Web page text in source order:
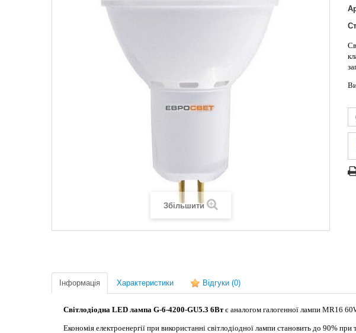
Legrand Valena Life
Збільшити
Інформація Характеристики Відгуки (0)
Світлодіодна LED лампа G-6-4200-GU5.3 6Втє аналогом галогенної лампи MR16
Економія електроенергії при використанні світлодіодної лампи становить до 90%